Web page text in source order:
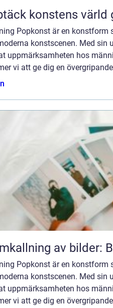
konstens värld
Popkonst är en
konstscenen. Med sin
uppmärksamheten hos
vi att ge dig en
av bilder:
Popkonst är en
konstscenen. Med sin
uppmärksamheten hos
vi att ge dig en